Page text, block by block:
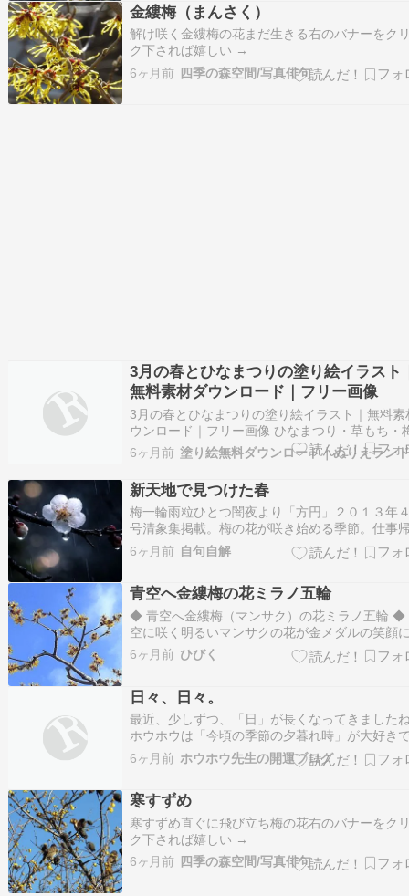
かな光をまといながら…
金縷梅（まんさく）
解け咲く金縷梅の花まだ生きる右のバナーをク
ク下されば嬉しい →
6ヶ月前
四季の森空間/写真俳句
3月の春とひなまつりの塗り絵イラスト
無料素材ダウンロード｜フリー画像
3月の春とひなまつりの塗り絵イラスト｜無料素
ウンロード｜フリー画像 ひなまつり・草もち・
花・つくし・たんぽぽなど春の風物詩が詰まっ
月の季節ぬりえです。2〜6歳の幼児が楽しく塗
て、季節の行事に親しめる無料素 […]
6ヶ月前 塗り絵無料ダウンロード｜ぬりえラン
新天地で見つけた春
梅一輪雨粒ひとつ闇夜より「方円」２０１３年
号清象集掲載。梅の花が咲き始める季節。仕事
り、昼間降っていた雨が止んだ。街灯はついて
が灯もまばらな帰り道、角を曲がったところに
という訳でもないが、暗い中でほんのり浮かぶ
そし…
6ヶ月前 自句自解
青空へ金縷梅の花ミラノ五輪
◆ 青空へ金縷梅（マンサク）の花ミラノ五輪 ◆
空に咲く明るいマンサクの花が金メダルの笑顔
えました 今年も近所のお庭に咲きました・・・
6ヶ月前 ひびく
日々、日々。
最近、少しずつ、「日」が長くなってきました
ホウホウは「今頃の季節の夕暮れ時」が大好き
す。（画像も夕暮れ） 日が沈みかけのほんのり
い空に、柔らかな色の雲の夕空に見惚れる事も
のんびりと歩き、ワンちゃんたちも、皆、嬉し
6ヶ月前 ホウホウ先生の開運ブログ
寒すずめ
寒すずめ直ぐに飛び立ち梅の花右のバナーをク
ク下されば嬉しい →
6ヶ月前
四季の森空間/写真俳句